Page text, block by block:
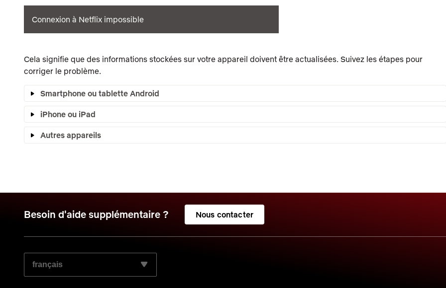
Connexion à Netflix impossible
Cela signifie que des informations stockées sur votre appareil doivent être actualisées. Suivez les étapes pour
corriger le problème.
Smartphone ou tablette Android
iPhone ou iPad
Autres appareils
Besoin d'aide supplémentaire ? Nous contacter
SÉLECTIONNEZ LA LANGUE DE VOTRE CHOIX :